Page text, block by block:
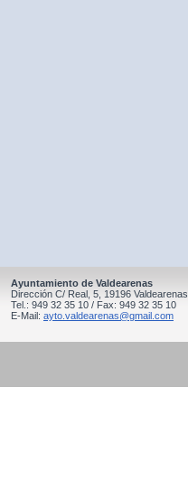
Ayuntamiento de Valdearenas
Dirección C/ Real, 5, 19196 Valdearenas
Tel.: 949 32 35 10 / Fax: 949 32 35 10
E-Mail: ayto.valdearenas@gmail.com